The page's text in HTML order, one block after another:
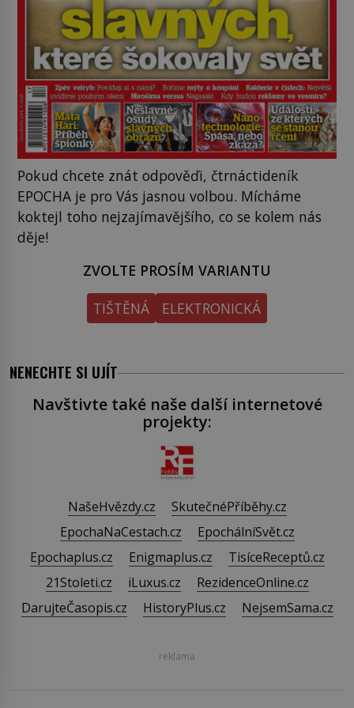
Pokud chcete znát odpověďi, čtrnáctideník
EPOCHA je pro Vás jasnou volbou. Mícháme
koktejl toho nejzajímavějšího, co se kolem nás
děje!
ZVOLTE PROSÍM VARIANTU
TIŠTĚNÁ
ELEKTRONICKÁ
NENECHTE SI UJÍT
Navštivte také naše další internetové
projekty:
NašeHvězdy.cz
SkutečnéPříběhy.cz
EpochaNaCestach.cz
EpochálníSvět.cz
Epochaplus.cz
Enigmaplus.cz
TisíceReceptů.cz
21Stoleti.cz
iLuxus.cz
RezidenceOnline.cz
DarujteČasopis.cz
HistoryPlus.cz NejsemSama.cz
reklama